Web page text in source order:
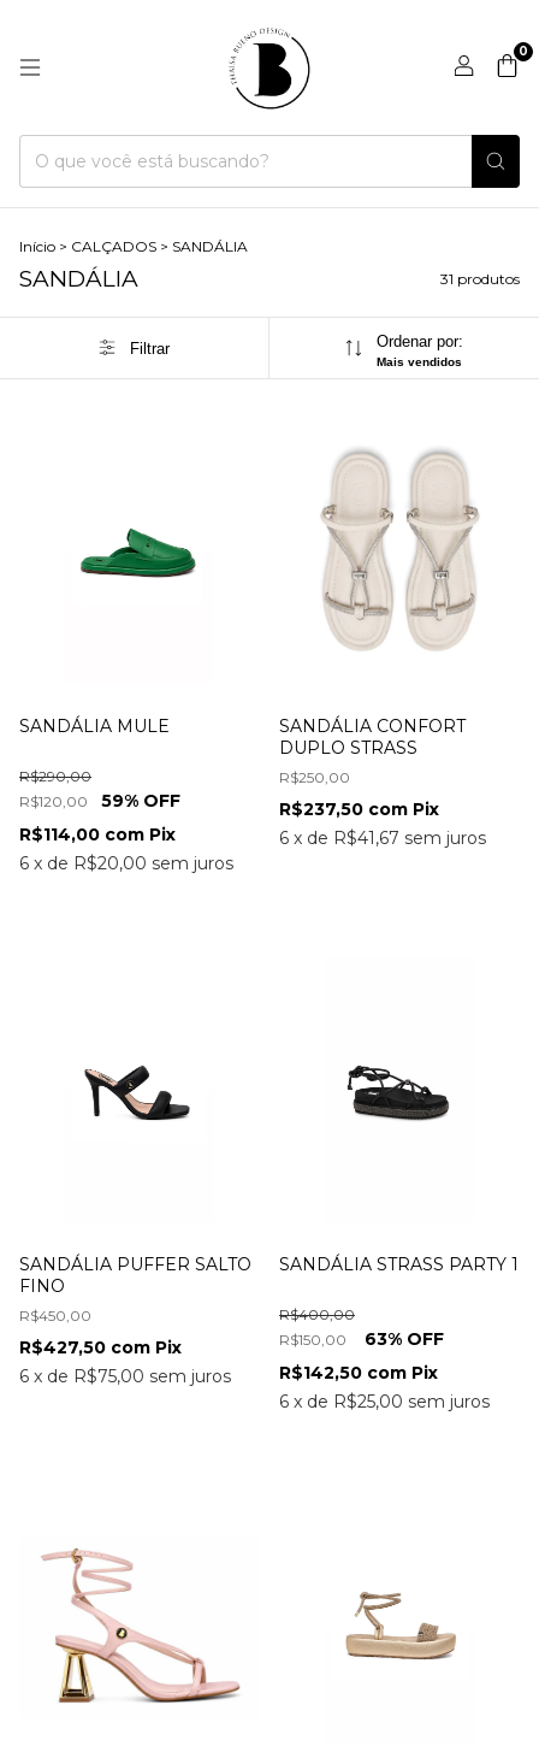
0
Início > CALÇADOS > SANDÁLIA
SANDÁLIA 31 produtos
Filtrar Ordenar por:
Mais vendidos
SANDÁLIA MULE
R$120,00
R$290,00
59% OFF
6 x de R$20,00 sem juros
R$114,00 com Pix
SANDÁLIA CONFORT
DUPLO STRASS
R$250,00
6 x de R$41,67 sem juros
R$237,50 com Pix
SANDÁLIA PUFFER SALTO
FINO
R$450,00
6 x de R$75,00 sem juros
R$427,50 com Pix
SANDÁLIA STRASS PARTY 1
R$150,00
R$400,00
63% OFF
6 x de R$25,00 sem juros
R$142,50 com Pix